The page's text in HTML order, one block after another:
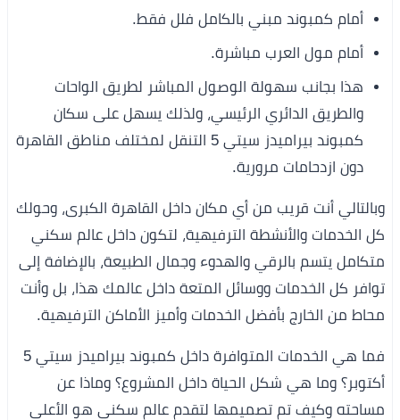
أمام كمبوند مبني بالكامل فلل فقط.
أمام مول العرب مباشرة.
هذا بجانب سهولة الوصول المباشر لطريق الواحات
والطريق الدائري الرئيسي، ولذلك يسهل على سكان
كمبوند بيراميدز سيتي 5 التنقل لمختلف مناطق القاهرة
دون ازدحامات مرورية.
وبالتالي أنت قريب من أي مكان داخل القاهرة الكبرى، وحولك
كل الخدمات والأنشطة الترفيهية، لتكون داخل عالم سكني
متكامل يتسم بالرقي والهدوء وجمال الطبيعة، بالإضافة إلى
توافر كل الخدمات ووسائل المتعة داخل عالمك هذا، بل وأنت
محاط من الخارج بأفضل الخدمات وأميز الأماكن الترفيهية.
فما هي الخدمات المتوافرة داخل كمبوند بيراميدز سيتي 5
أكتوبر؟ وما هي شكل الحياة داخل المشروع؟ وماذا عن
مساحته وكيف تم تصميمها لتقدم عالم سكني هو الأعلى